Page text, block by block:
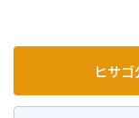
長形3号・長形6号（
ヒサ